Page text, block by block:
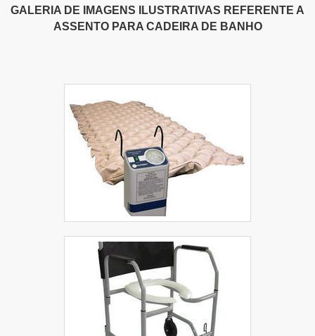
GALERIA DE IMAGENS ILUSTRATIVAS REFERENTE A
ASSENTO PARA CADEIRA DE BANHO